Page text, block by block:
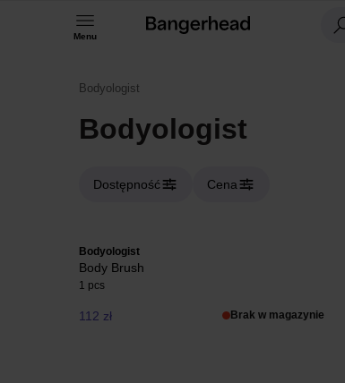
Menu
Bodyologist
Bodyologist
Dostępność Cena
Bodyologist
Body Brush
1 pcs
112 zł Brak w magazynie